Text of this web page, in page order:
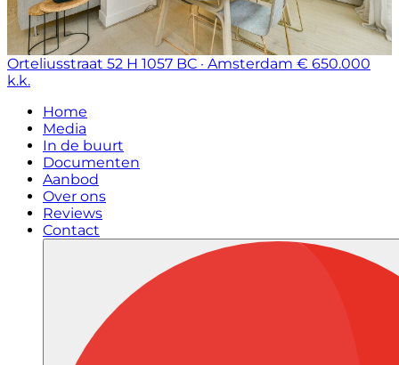
Orteliusstraat 52 H 1057 BC · Amsterdam € 650.000
k.k.
Home
Media
In de buurt
Documenten
Aanbod
Over ons
Reviews
Contact